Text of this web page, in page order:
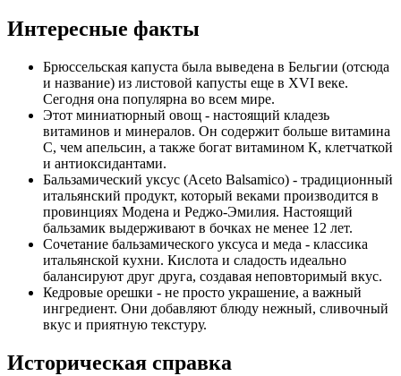
Интересные факты
Брюссельская капуста была выведена в Бельгии (отсюда
и название) из листовой капусты еще в XVI веке.
Сегодня она популярна во всем мире.
Этот миниатюрный овощ - настоящий кладезь
витаминов и минералов. Он содержит больше витамина
С, чем апельсин, а также богат витамином К, клетчаткой
и антиоксидантами.
Бальзамический уксус (Aceto Balsamico) - традиционный
итальянский продукт, который веками производится в
провинциях Модена и Реджо-Эмилия. Настоящий
бальзамик выдерживают в бочках не менее 12 лет.
Сочетание бальзамического уксуса и меда - классика
итальянской кухни. Кислота и сладость идеально
балансируют друг друга, создавая неповторимый вкус.
Кедровые орешки - не просто украшение, а важный
ингредиент. Они добавляют блюду нежный, сливочный
вкус и приятную текстуру.
Историческая справка